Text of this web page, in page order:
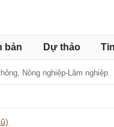
bản Dự thảo
Nông nghiệp-Lâm nghiệp